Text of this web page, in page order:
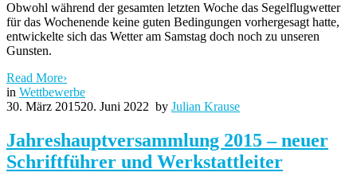
Obwohl während der gesamten letzten Woche das Segelflugwetter
für das Wochenende keine guten Bedingungen vorhergesagt hatte,
entwickelte sich das Wetter am Samstag doch noch zu unseren
Gunsten.
Read More›
in Wettbewerbe
30. März 201520. Juni 2022 by Julian Krause
Jahreshauptversammlung 2015 – neuer
Schriftführer und Werkstattleiter